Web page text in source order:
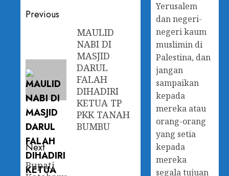
Previous
MAULID
NABI DI
MASJID
DARUL
FALAH
DIHADIRI
KETUA TP
PKK TANAH
BUMBU
Next
Bupati
Yerusalem
dan negeri-
negeri kaum
muslimin di
Palestina, dan
jangan
sampaikan
kepada
mereka atau
orang-orang
yang setia
kepada
mereka
segala tujuan